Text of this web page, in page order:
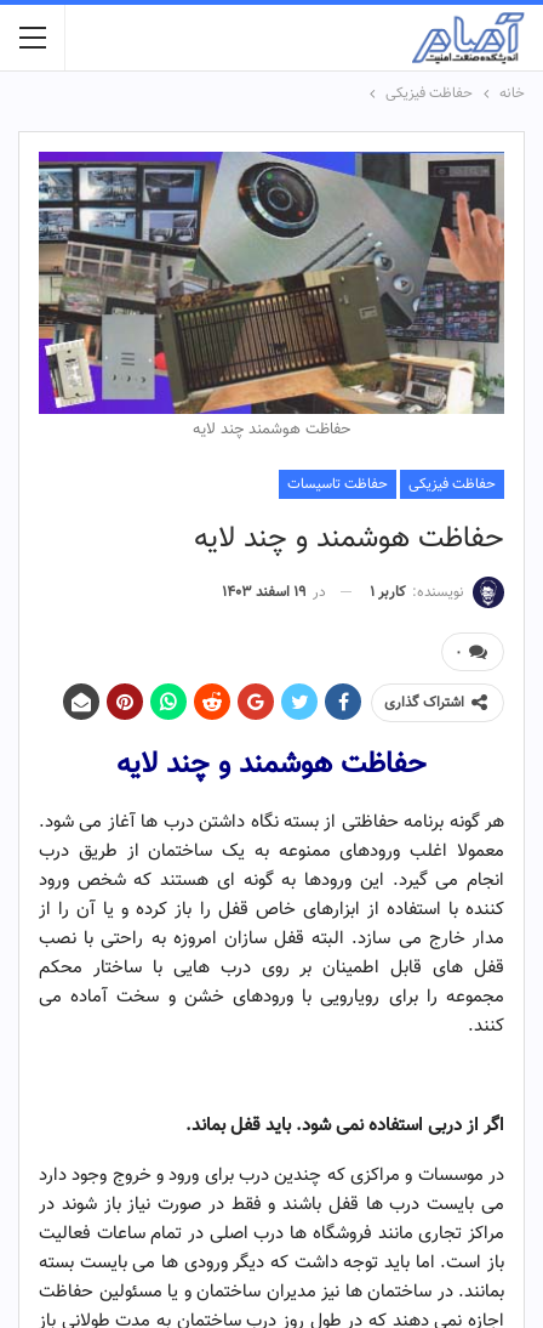
خانه حفاظت فیزیکی
حفاظت هوشمند چند لایه
حفاظت فیزیکی حفاظت تاسیسات
حفاظت هوشمند و چند لایه
نویسنده: کاربر ۱ در ۱۹ اسفند ۱۴۰۳
۰
اشتراک گذاری
حفاظت هوشمند و چند لایه
هر گونه برنامه حفاظتی از بسته نگاه داشتن درب ها آغاز می شود.
معمولا اغلب ورودهای ممنوعه به یک ساختمان از طریق درب
انجام می گیرد. این ورودها به گونه ای هستند که شخص ورود
کننده با استفاده از ابزارهای خاص قفل را باز کرده و یا آن را از
مدار خارج می سازد. البته قفل سازان امروزه به راحتی با نصب
قفل های قابل اطمینان بر روی درب هایی با ساختار محکم
مجموعه را برای رویارویی با ورودهای خشن و سخت آماده می
کنند.
اگر از دربی استفاده نمیشود. باید قفل بماند.
در موسسات و مراکزی که چندین درب برای ورود و خروج وجود دارد
می بایست درب ها قفل باشند و فقط در صورت نیاز باز شوند در
مراکز تجاری مانند فروشگاه ها درب اصلی در تمام ساعات فعالیت
باز است. اما باید توجه داشت که دیگر ورودی ها می بایست بسته
بمانند. در ساختمان ها نیز مدیران ساختمان و یا مسئولین حفاظت
اجازه نمی دهند که در طول روز درب ساختمان به مدت طولانی باز